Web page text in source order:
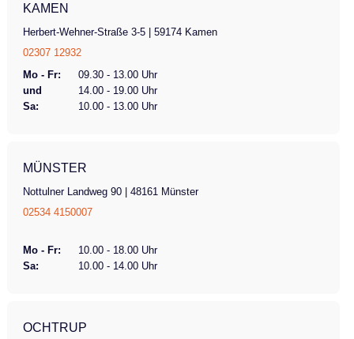
KAMEN
Herbert-Wehner-Straße 3-5 | 59174 Kamen
02307 12932
Mo - Fr:
09.30 - 13.00 Uhr
und
14.00 - 19.00 Uhr
Sa:
10.00 - 13.00 Uhr
MÜNSTER
Nottulner Landweg 90 | 48161 Münster
02534 4150007
Mo - Fr:
10.00 - 18.00 Uhr
Sa:
10.00 - 14.00 Uhr
OCHTRUP